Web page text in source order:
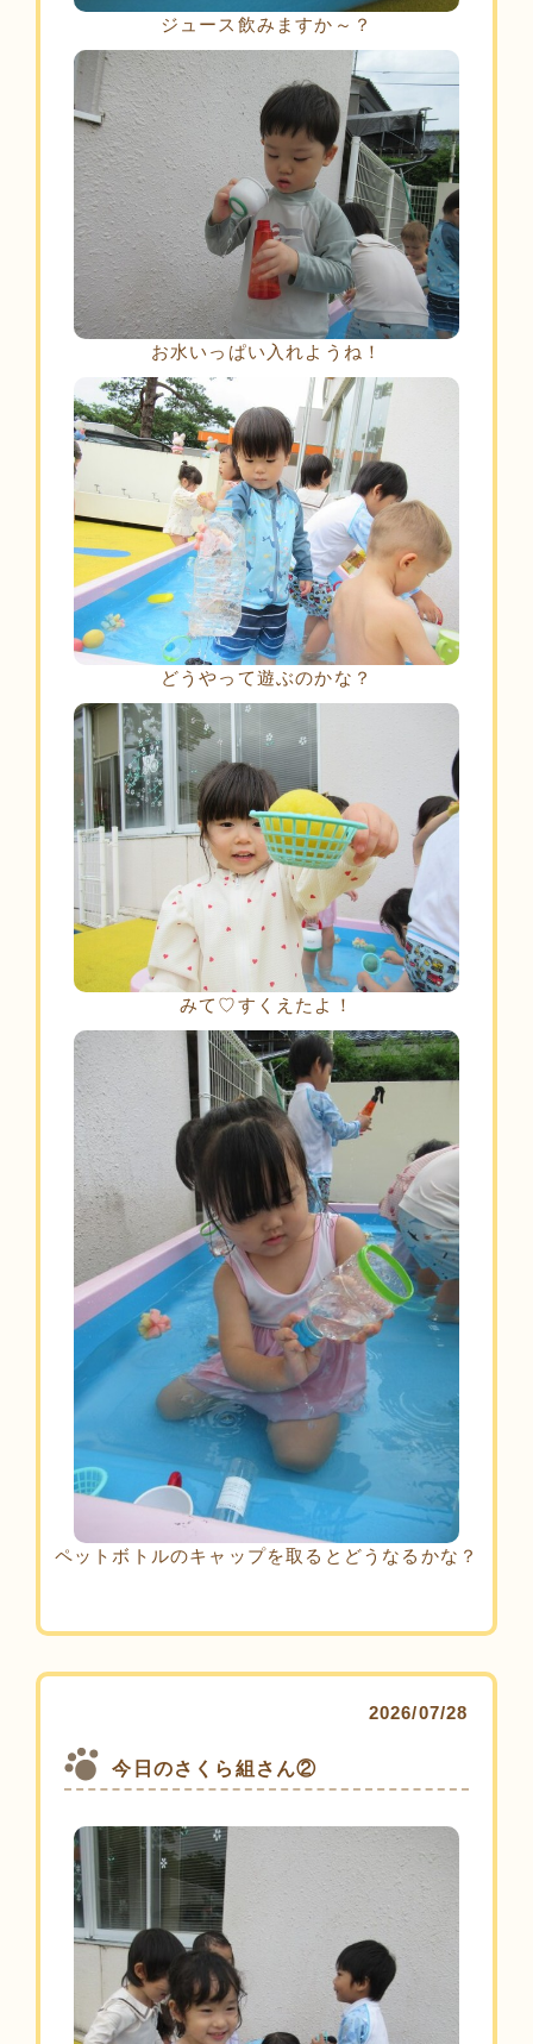
ジュース飲みますか～？
お水いっぱい入れようね！
どうやって遊ぶのかな？
みて♡すくえたよ！
ペットボトルのキャップを取るとどうなるかな？
2026/07/28
今日のさくら組さん②